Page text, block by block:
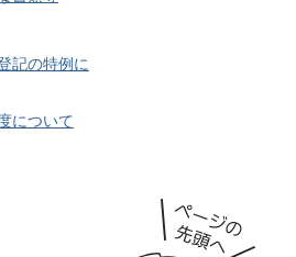
記の特例に
について